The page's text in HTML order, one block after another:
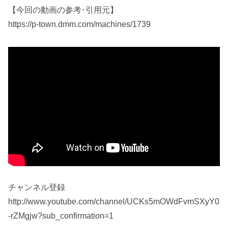
【今回の動画の参考･引用元】
https://p-town.dmm.com/machines/1739
チャンネル登録
http://www.youtube.com/channel/UCKs5mOWdFvmSXyY0
-rZMgjw?sub_confirmation=1